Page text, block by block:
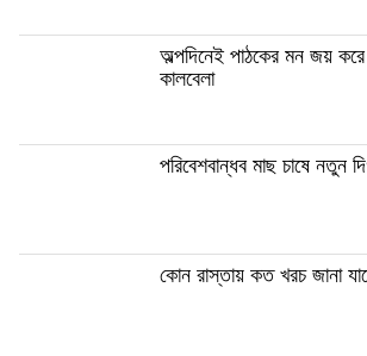
অল্পদিনেই পাঠকের মন জয় করে
কালবেলা
পরিবেশবান্ধব মাছ চাষে নতুন
কোন রাস্তায় কত খরচ জানা